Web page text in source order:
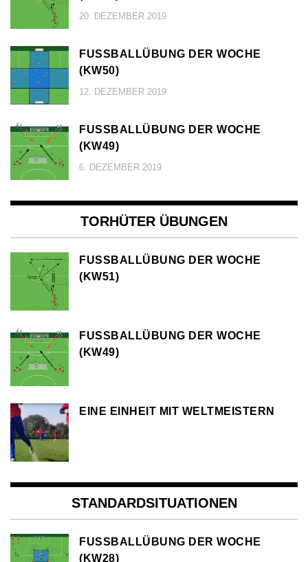
20. DEZEMBER 2019
FUSSBALLÜBUNG DER WOCHE (
KW50)
12. DEZEMBER 2019
FUSSBALLÜBUNG DER WOCHE (
KW49)
6. DEZEMBER 2019
TORHÜTER ÜBUNGEN
FUSSBALLÜBUNG DER WOCHE (
KW51)
FUSSBALLÜBUNG DER WOCHE (
KW49)
EINE EINHEIT MIT WELTMEISTERN
STANDARDSITUATIONEN
FUSSBALLÜBUNG DER WOCHE (
KW28)